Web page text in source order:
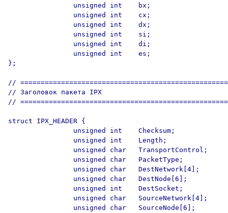
                unsigned int    bx;
                unsigned int    cx;
                unsigned int    dx;
                unsigned int    si;
                unsigned int    di;
                unsigned int    es;
};
//
// Заголовок пакета IPX
//
struct IPX_HEADER {
                unsigned int    Checksum;
                unsigned int    Length;
                unsigned char   TransportControl;
                unsigned char   PacketType;
                unsigned char   DestNetwork[4];
                unsigned char   DestNode[6];
                unsigned int    DestSocket;
                unsigned char   SourceNetwork[4];
                unsigned char   SourceNode[6];